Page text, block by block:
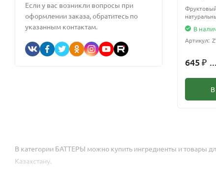
Если у вас возникли вопросы при
оформлении заказа, обратитесь по
указанным контактам.
В
Артикул:
645 ₽
В категории БАТТЕРЫ можно купить ингредиенты и товары
Казахстану.